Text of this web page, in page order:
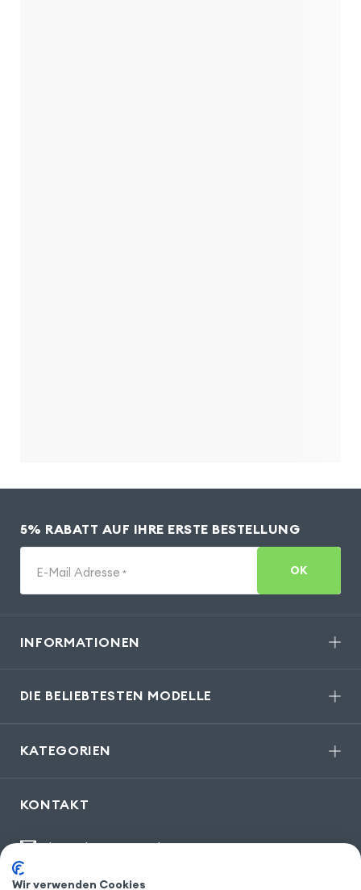
5% RABATT AUF IHRE ERSTE BESTELLUNG
E-Mail Adresse * OK
INFORMATIONEN
DIE BELIEBTESTEN MODELLE
KATEGORIEN
KONTAKT
kontakt@gsm55.de
30, bis rue Girard
Wir verwenden Cookies